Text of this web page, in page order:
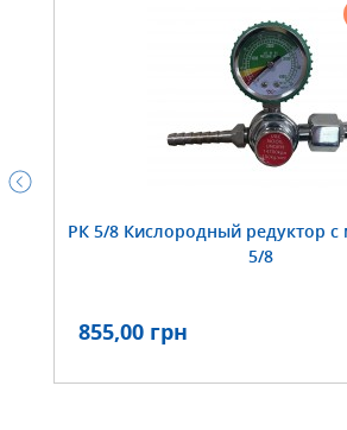
РК 5/8 Кислородный редуктор
5/8
855,00 грн